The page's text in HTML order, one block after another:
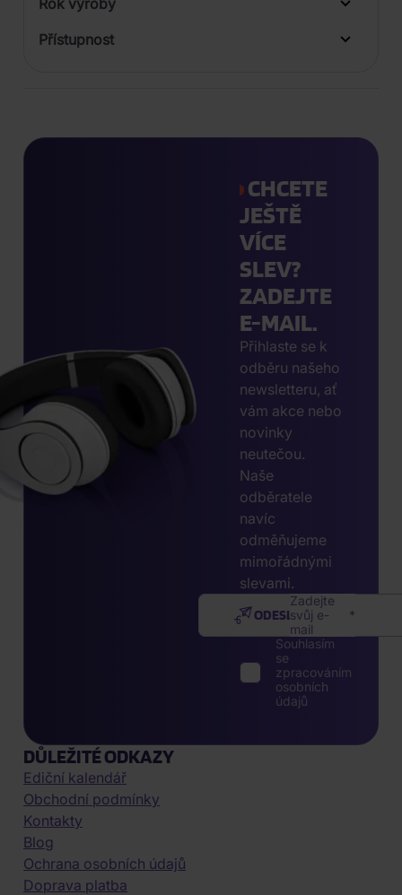
Rok výroby
Přístupnost
CHCETE
JEŠTĚ
VÍCE
SLEV?
ZADEJTE
E-MAIL.
Přihlaste se k
odběru našeho
newsletteru, ať
vám akce nebo
novinky
neutečou.
Naše
odběratele
navíc
odměňujeme
mimořádnými
slevami.
Zadejte
svůj e-
mail
ODESLAT
Souhlasím
se
zpracováním
osobních
údajů
DŮLEŽITÉ ODKAZY
Ediční kalendář
Obchodní podmínky
Kontakty
Blog
Ochrana osobních údajů
Doprava platba